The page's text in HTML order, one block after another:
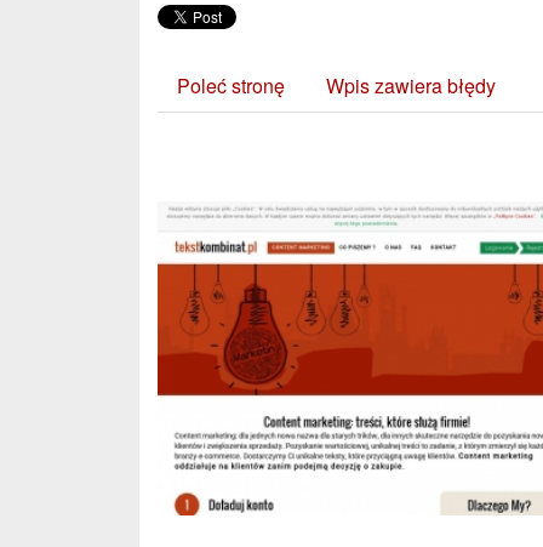
Poleć stronę Wpis zawiera błędy